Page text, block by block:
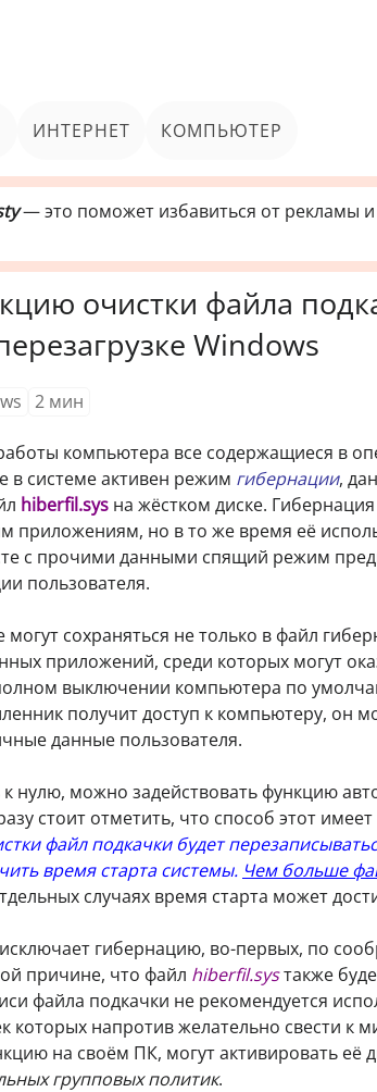
ИНТЕРНЕТ КОМПЬЮТЕР
— это поможет избавиться от рекламы и
очистки файла
Windows
2 мин
компьютера все содержащиеся в
в системе активен режим гибернации,
hiberfil.sys на жёстком диске.
приложениям, но в то же время её
с прочими данными спящий режим
пользователя.
сохраняться не только в файл
приложений, среди которых могут
выключении компьютера по
получит доступ к компьютеру, он
данные пользователя.
к нулю, можно задействовать функцию
стоит отметить, что способ этот
файл подкачки будет
время старта системы. Чем больше
случаях время старта может
гибернацию, во-первых, по
причине, что файл hiberfil.sysтакже
файла подкачки не рекомендуется
которых напротив желательно свести к
на своём ПК, могут активировать
групповых политик.